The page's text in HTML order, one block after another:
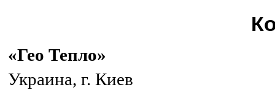
«Гео Тепло»
Украина, г. Киев